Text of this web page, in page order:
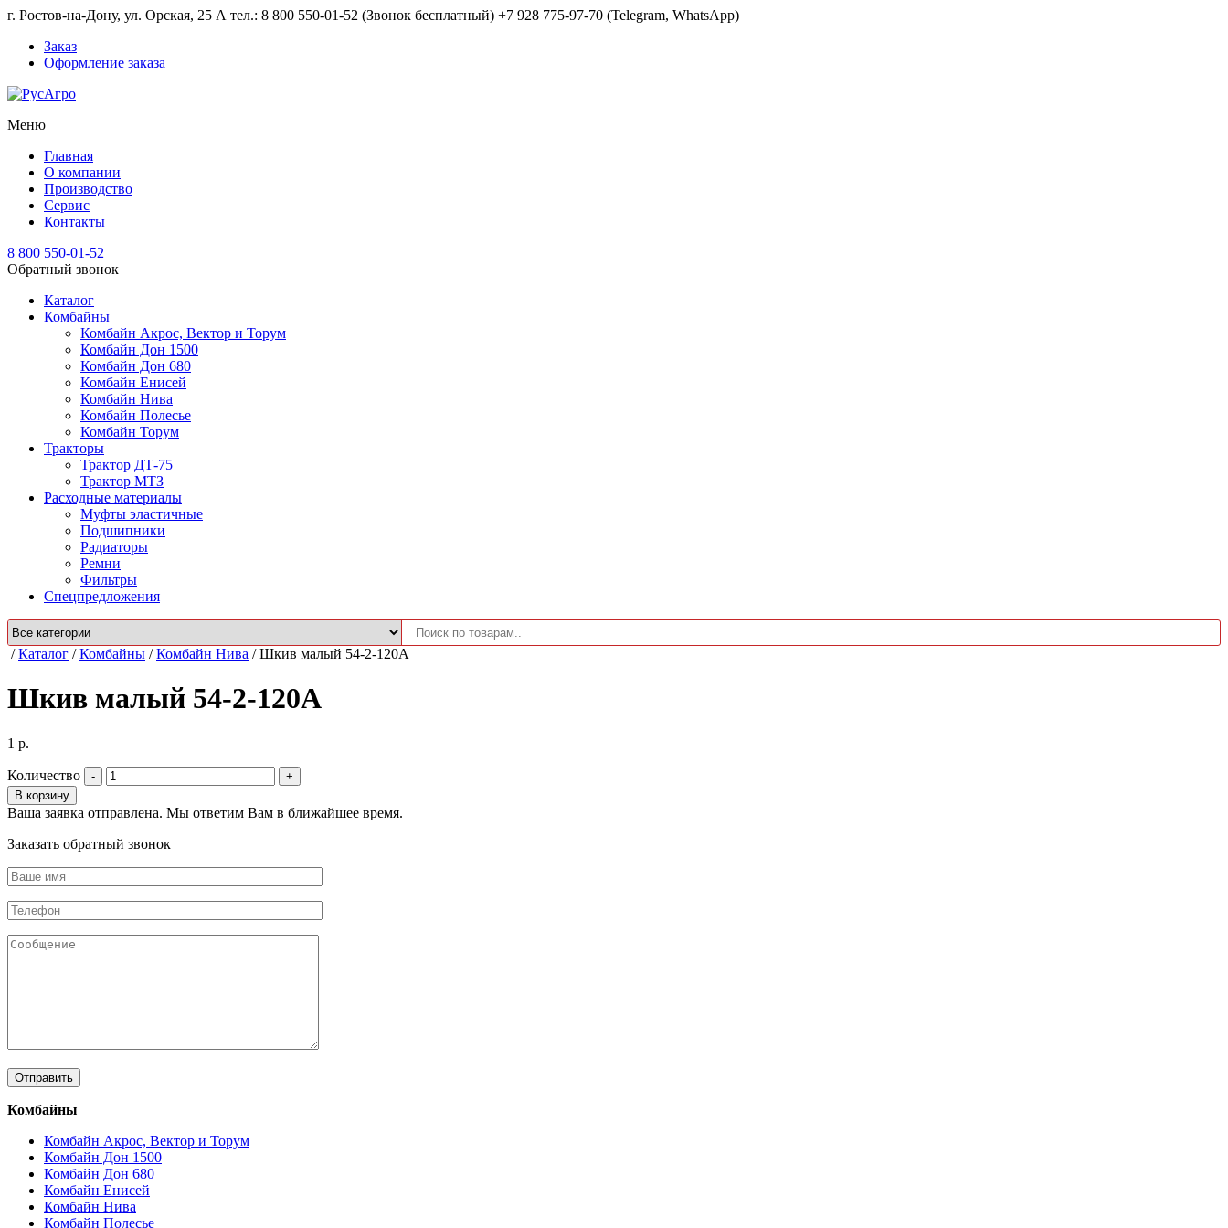
г. Ростов-на-Дону, ул. Орская, 25 А тел.: 8 800 550-01-52 (Звонок бесплатный) +7 928 775-97-70 (Telegram, WhatsApp)
Заказ
Оформление заказа
Меню
Главная
О компании
Производство
Сервис
Контакты
8 800 550-01-52
Обратный звонок
Каталог
Комбайны
Комбайн Акрос, Вектор и Торум
Комбайн Дон 1500
Комбайн Дон 680
Комбайн Енисей
Комбайн Нива
Комбайн Полесье
Комбайн Торум
Тракторы
Трактор ДТ-75
Трактор МТЗ
Расходные материалы
Муфты эластичные
Подшипники
Радиаторы
Ремни
Фильтры
Спецпредложения
/Каталог /Комбайны /Комбайн Нива /Шкив малый 54-2-120А
Шкив малый 54-2-120А
1 р.
Количество
В корзину
Ваша заявка отправлена. Мы ответим Вам в ближайшее время.
Заказать обратный звонок
Комбайны
Комбайн Акрос, Вектор и Торум
Комбайн Дон 1500
Комбайн Дон 680
Комбайн Енисей
Комбайн Нива
Комбайн Полесье